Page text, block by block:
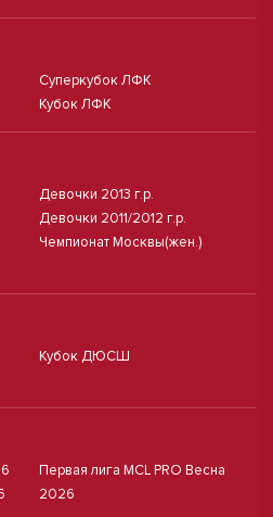
Суперкубок ЛФК
Кубок ЛФК
Девочки 2013 г.р.
Девочки 2011/2012 г.р.
Чемпионат Москвы(жен.)
Кубок ДЮСШ
Первая лига MCL PRO Весна
2026